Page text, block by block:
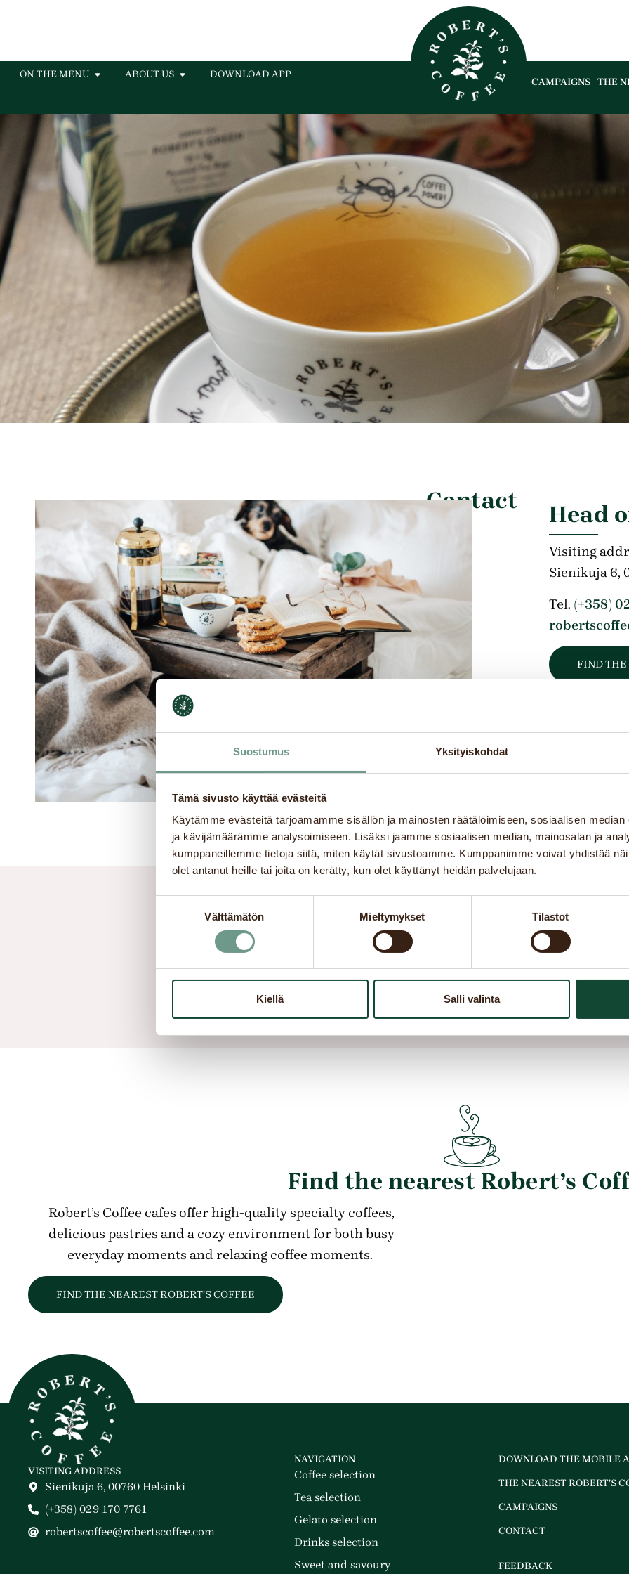
Suostumus Yksityiskohdat
Tämä sivusto käyttää evästeitä
Käytämme evästeitä tarjoamamme sisällön ja mainosten räätälöimiseen, sosiaalisen
ja kävijämäärämme analysoimiseen. Lisäksi jaamme sosiaalisen median, mainosalan ja
kumppaneillemme tietoja siitä, miten käytät sivustoamme. Kumppanimme voivat yhdistää
olet antanut heille tai joita on kerätty, kun olet käyttänyt heidän palvelujaan.
Välttämätön Mieltymykset Tilastot
Kiellä Salli valinta
ON THE MENU ABOUT US DOWNLOAD APP
CAMPAIGNS THE
Contact
Head
Visiting
Sienikuja 6,
Tel. (+358)
FIND THE
Robert’s Coffee Japan
Mitsunaga Kumagai
info@luckshare.rdy.jp
+81-943-22-2875
Robert’s Coffee Estonia
info@robertscoffee.ee
Find the nearest Robert’s
Robert’s Coffee cafes offer high-quality specialty coffees,
delicious pastries and a cozy environment for both busy
everyday moments and relaxing coffee moments.
FIND THE NEAREST ROBERT’S COFFEE
VISITING ADDRESS
Sienikuja 6, 00760 Helsinki
(+358) 029 170 7761
robertscoffee@robertscoffee.com
NAVIGATION
Coffee selection
Tea selection
Gelato selection
Drinks selection
Sweet and savoury
DOWNLOAD THE MOBILE
THE NEAREST ROBERT’S
CAMPAIGNS
CONTACT
FEEDBACK